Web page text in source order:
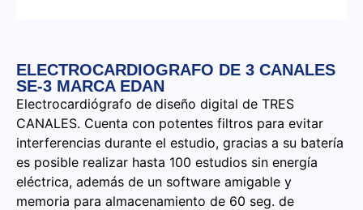
ELECTROCARDIOGRAFO DE 3 CANALES
SE-3 MARCA EDAN
Electrocardiógrafo de diseño digital de TRES
CANALES. Cuenta con potentes filtros para evitar
interferencias durante el estudio, gracias a su batería
es posible realizar hasta 100 estudios sin energía
eléctrica, además de un software amigable y
memoria para almacenamiento de 60 seg. de